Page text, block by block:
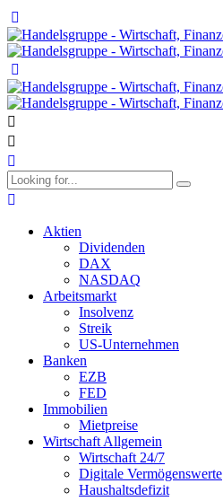
Aktien
Dividenden
DAX
NASDAQ
Arbeitsmarkt
Insolvenz
Streik
US-Unternehmen
Banken
EZB
FED
Immobilien
Mietpreise
Wirtschaft Allgemein
Wirtschaft 24/7
Digitale Vermögenswerte
Haushaltsdefizit